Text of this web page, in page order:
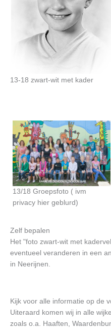
13-18 zwart-wit met kader
13/18 Groepsfoto ( ivm
privacy hier geblurd)
Zelf bepalen
Het "foto zwart-wit met
eventueel veranderen in een
in Neerijnen.
Kijk voor alle informatie op de
Uiteraard komen wij in alle
zoals o.a. Haaften,